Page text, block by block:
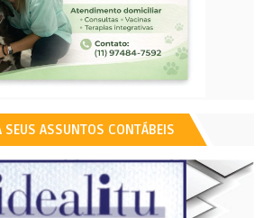
SEUS ASSUNTOS CONTÁBEIS